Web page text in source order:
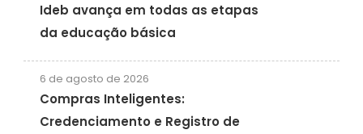
Ideb avança em todas as etapas
da educação básica
6 de agosto de 2026
Compras Inteligentes:
Credenciamento e Registro de